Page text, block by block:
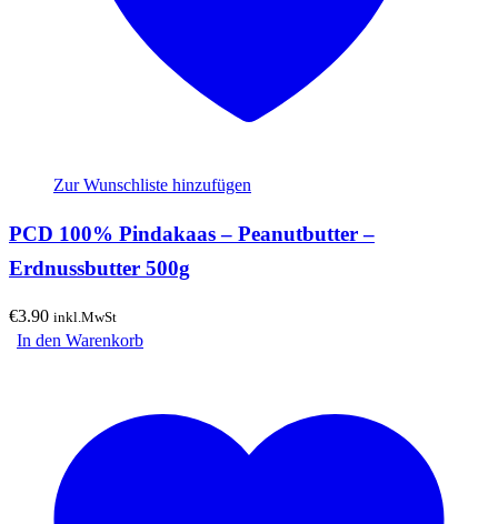
Zur Wunschliste hinzufügen
PCD 100% Pindakaas – Peanutbutter –
Erdnussbutter 500g
€3.90 inkl.MwSt
In den Warenkorb